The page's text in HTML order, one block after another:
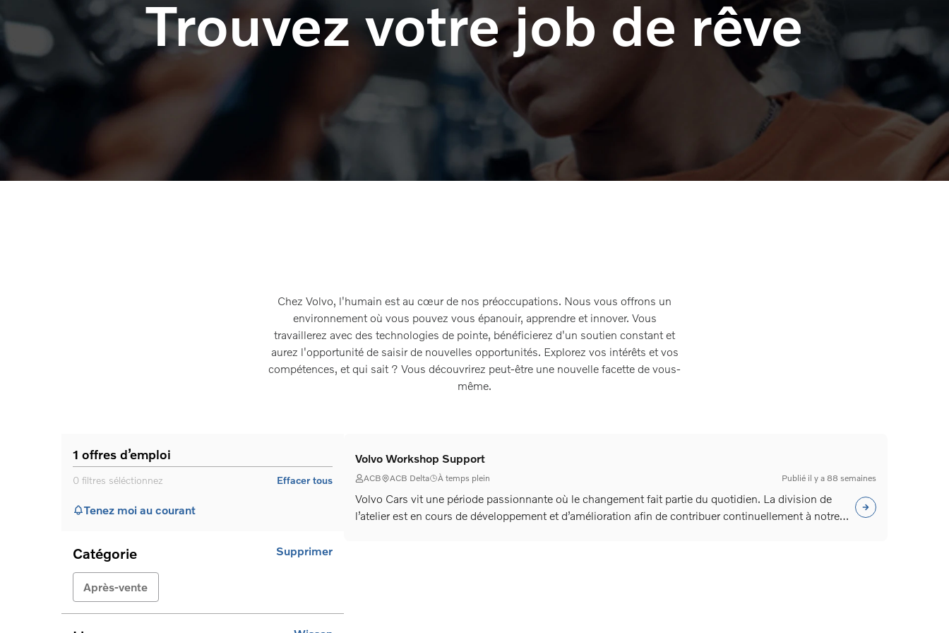
Trouvez votre job de rêve
Chez Volvo, l'humain est au cœur de nos préoccupations. Nous vous offrons un
environnement où vous pouvez vous épanouir, apprendre et innover. Vous
travaillerez avec des technologies de pointe, bénéficierez d'un soutien constant et
aurez l'opportunité de saisir de nouvelles opportunités. Explorez vos intérêts et vos
compétences, et qui sait ? Vous découvrirez peut-être une nouvelle facette de vous-
même.
1 offres d’emploi
0 filtres séléctionnez Effacer tous
Tenez moi au courant
Catégorie Supprimer
Après-vente
Volvo Workshop Support
ACB ACB Delta À temps plein Publié il y a 88 semaines
Volvo Cars vit une période passionnante où le changement fait partie du quotidien. La division de
l’atelier est en cours de développement et d’amélioration afin de contribuer continuellement à notre